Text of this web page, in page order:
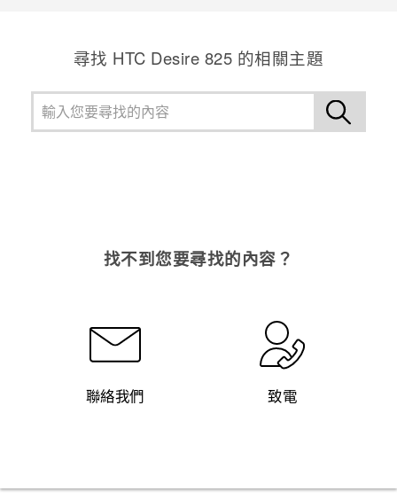
尋找 HTC Desire 825 的相關主題
找不到您要尋找的內容？
聯絡我們 致電